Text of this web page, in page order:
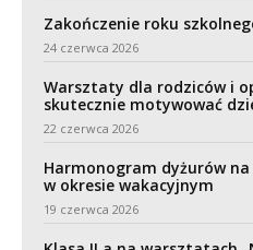
Zakończenie roku
24 czerwca 2026
Warsztaty dla rodziców i
skutecznie motywować
22 czerwca 2026
Harmonogram dyżurów
w okresie wakacyjnym
19 czerwca 2026